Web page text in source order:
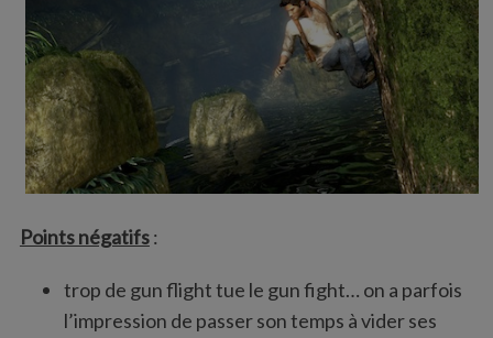
Points négatifs:
trop de gun flight tue le gun fight… on a parfois
l’impression de passer son temps à vider ses